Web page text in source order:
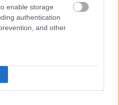
enable storage
authentication
and other